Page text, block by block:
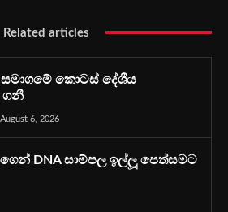
Related articles
කොටස් දේශීය
ගනී
August 6, 2026
DNA සාම්පල ඉල්ලූ පෙත්සමට